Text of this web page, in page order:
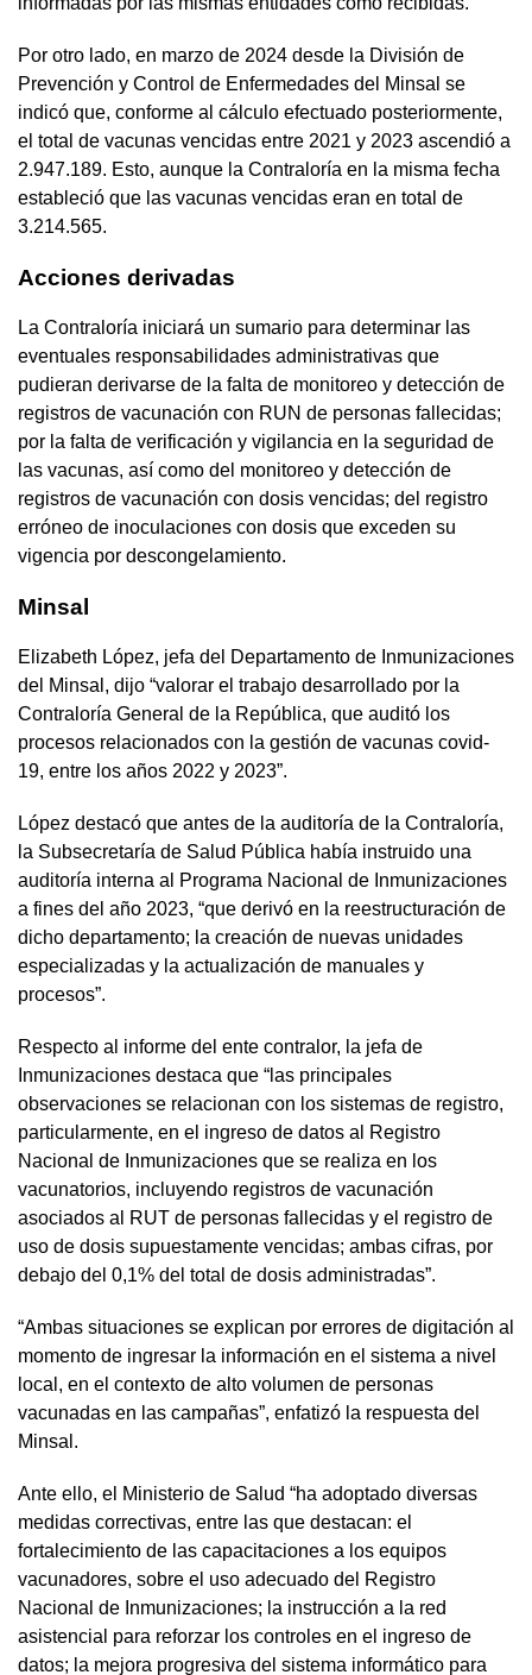
Por otro lado, en marzo de 2024 desde la División de
Prevención y Control de Enfermedades del Minsal se
indicó que, conforme al cálculo efectuado posteriormente,
el total de vacunas vencidas entre 2021 y 2023 ascendió a
2.947.189. Esto, aunque la Contraloría en la misma fecha
estableció que las vacunas vencidas eran en total de
3.214.565.
Acciones derivadas
La Contraloría iniciará un sumario para determinar las
eventuales responsabilidades administrativas que
pudieran derivarse de la falta de monitoreo y detección de
registros de vacunación con RUN de personas fallecidas;
por la falta de verificación y vigilancia en la seguridad de
las vacunas, así como del monitoreo y detección de
registros de vacunación con dosis vencidas; del registro
erróneo de inoculaciones con dosis que exceden su
vigencia por descongelamiento.
Minsal
Elizabeth López, jefa del Departamento de Inmunizaciones
del Minsal, dijo “valorar el trabajo desarrollado por la
Contraloría General de la República, que auditó los
procesos relacionados con la gestión de vacunas covid-
19, entre los años 2022 y 2023”.
López destacó que antes de la auditoría de la Contraloría,
la Subsecretaría de Salud Pública había instruido una
auditoría interna al Programa Nacional de Inmunizaciones
a fines del año 2023, “que derivó en la reestructuración de
dicho departamento; la creación de nuevas unidades
especializadas y la actualización de manuales y
procesos”.
Respecto al informe del ente contralor, la jefa de
Inmunizaciones destaca que “las principales
observaciones se relacionan con los sistemas de registro,
particularmente, en el ingreso de datos al Registro
Nacional de Inmunizaciones que se realiza en los
vacunatorios, incluyendo registros de vacunación
asociados al RUT de personas fallecidas y el registro de
uso de dosis supuestamente vencidas; ambas cifras, por
debajo del 0,1% del total de dosis administradas”.
“Ambas situaciones se explican por errores de digitación al
momento de ingresar la información en el sistema a nivel
local, en el contexto de alto volumen de personas
vacunadas en las campañas”, enfatizó la respuesta del
Minsal.
Ante ello, el Ministerio de Salud “ha adoptado diversas
medidas correctivas, entre las que destacan: el
fortalecimiento de las capacitaciones a los equipos
vacunadores, sobre el uso adecuado del Registro
Nacional de Inmunizaciones; la instrucción a la red
asistencial para reforzar los controles en el ingreso de
datos; la mejora progresiva del sistema informático para